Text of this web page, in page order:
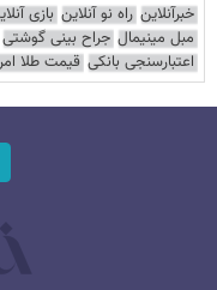
خبرآنلاین راه نو آنلاین بازی
مبل مینیمال جراح بینی گوشتی
اعتبارسنجی بانکی قیمت طلا